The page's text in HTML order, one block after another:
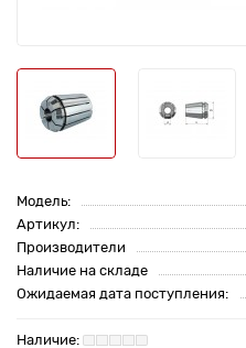
Модель:
Артикул:
Производители
Наличие на складе
Ожидаемая дата поступления: